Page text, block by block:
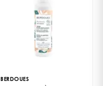
BERDOUES